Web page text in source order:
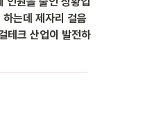
는데 제자리 걸음
테크 산업이 발전하